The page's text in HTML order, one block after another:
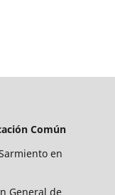
Común
en
General de